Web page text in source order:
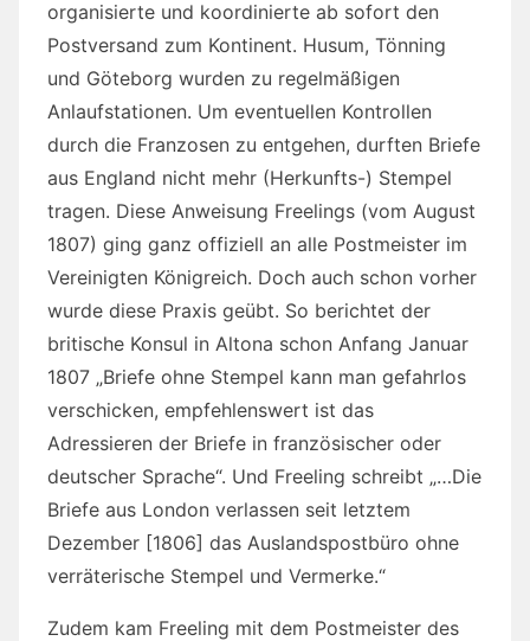
organisierte und koordinierte ab sofort den
Postversand zum Kontinent. Husum, Tönning
und Göteborg wurden zu regelmäßigen
Anlaufstationen. Um eventuellen Kontrollen
durch die Franzosen zu entgehen, durften Briefe
aus England nicht mehr (Herkunfts-) Stempel
tragen. Diese Anweisung Freelings (vom August
1807) ging ganz offiziell an alle Postmeister im
Vereinigten Königreich. Doch auch schon vorher
wurde diese Praxis geübt. So berichtet der
britische Konsul in Altona schon Anfang Januar
1807 „Briefe ohne Stempel kann man gefahrlos
verschicken, empfehlenswert ist das
Adressieren der Briefe in französischer oder
deutscher Sprache“. Und Freeling schreibt „…Die
Briefe aus London verlassen seit letztem
Dezember [1806] das Auslandspostbüro ohne
verräterische Stempel und Vermerke.“
Zudem kam Freeling mit dem Postmeister des